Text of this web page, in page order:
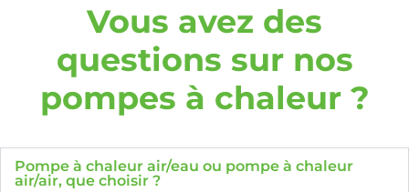
Vous avez des
questions sur nos
pompes à chaleur ?
Pompe à chaleur air/eau ou pompe à chaleur
air/air, que choisir ?